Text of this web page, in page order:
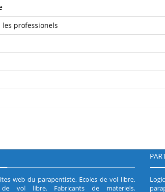
professionels
web du parapentiste. Ecoles de vol libre.
de vol libre. Fabricants de materiels.